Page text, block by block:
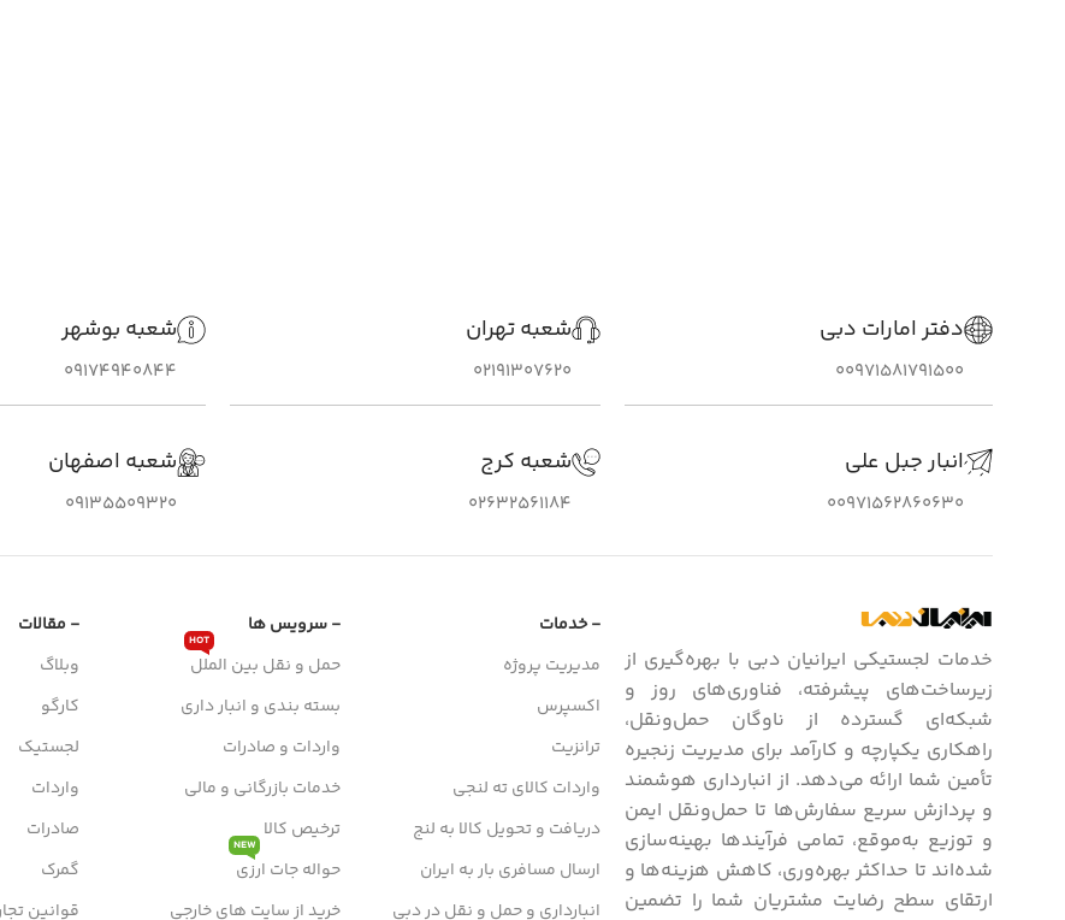
دفتر امارات دبی
00971581791500
انبار جبل علی
00971562860630
شعبه تهران
02191307620
شعبه کرج
02632561184
شعبه بوشهر
09174940844
شعبه اصفهان
09135509320
خدمات لجستیکی ایرانیان دبی با بهره‌گیری از
زیرساخت‌های پیشرفته، فناوری‌های روز و
شبکه‌ای گسترده از ناوگان حمل‌ونقل،
راهکاری یکپارچه و کارآمد برای مدیریت زنجیره
تأمین شما ارائه می‌دهد. از انبارداری هوشمند
و پردازش سریع سفارش‌ها تا حمل‌ونقل ایمن
و توزیع به‌موقع، تمامی فرآیندها بهینه‌سازی
شده‌اند تا حداکثر بهره‌وری، کاهش هزینه‌ها و
ارتقای سطح رضایت مشتریان شما را تضمین
- خدمات
مدیریت پروژه
اکسپرس
ترانزیت
واردات کالای ته لنجی
دریافت و تحویل کالا به لنج
ارسال مسافری بار به ایران
انبارداری و حمل و نقل در دبی
- سرویس ها
حمل و نقل بین الملل
HOT
بسته بندی و انبار داری
واردات و صادرات
خدمات بازرگانی و مالی
ترخیص کالا
حواله جات ارزی
NEW
خرید از سایت های خارجی
- مقالات
وبلاگ
کارگو
لجستیک
واردات
صادرات
گمرک
قوانین